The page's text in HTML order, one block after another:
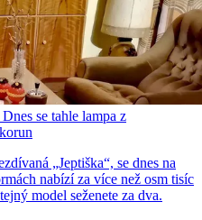
se tahle lampa z
„Jeptiška“, se dnes na
nabízí za více než osm tisíc
model seženete za dva.